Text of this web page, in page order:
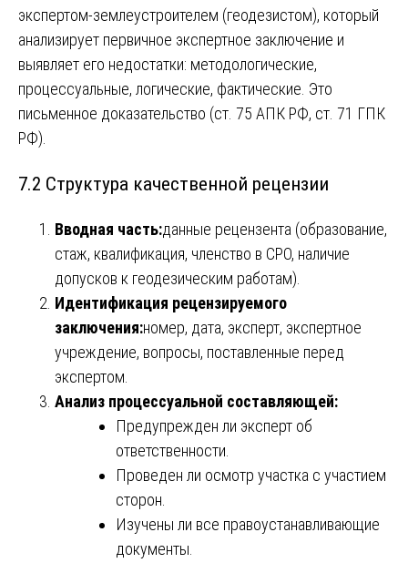
экспертом-землеустроителем (геодезистом), который
анализирует первичное экспертное заключение и
выявляет его недостатки: методологические,
процессуальные, логические, фактические. Это
письменное доказательство (ст. 75 АПК РФ, ст. 71 ГПК
РФ).
7.2 Структура качественной рецензии
Вводная часть:данные рецензента (образование,
стаж, квалификация, членство в СРО, наличие
допусков к геодезическим работам).
Идентификация рецензируемого
заключения:номер, дата, эксперт, экспертное
учреждение, вопросы, поставленные перед
экспертом.
Анализ процессуальной составляющей:
Предупрежден ли эксперт об
ответственности.
Проведен ли осмотр участка с участием
сторон.
Изучены ли все правоустанавливающие
документы.